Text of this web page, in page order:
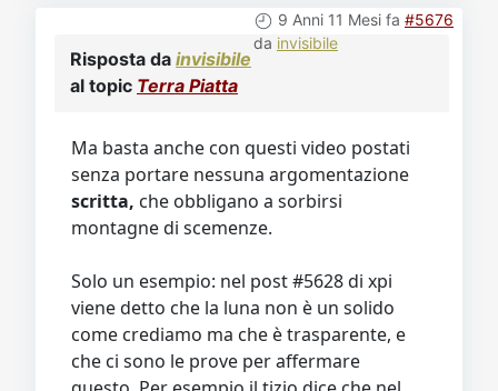
9 Anni 11 Mesi fa #5676
da invisibile
Risposta da invisibile
al topic Terra Piatta
Ma basta anche con questi video postati
senza portare nessuna argomentazione
scritta, che obbligano a sorbirsi
montagne di scemenze.
Solo un esempio: nel post #5628 di xpi
viene detto che la luna non è un solido
come crediamo ma che è trasparente, e
che ci sono le prove per affermare